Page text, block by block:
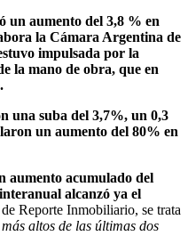
un aumento del 3,8 % en
la Cámara Argentina de
impulsada por la
la mano de obra, que en
una suba del 3,7%, un 0,3
un aumento del 80% en
aumento acumulado del
alcanzó ya el
Reporte Inmobiliario, se trata
altos de las últimas dos